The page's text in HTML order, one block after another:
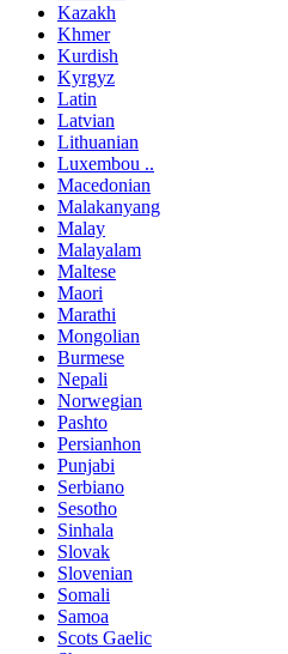
Kazakh
Khmer
Kurdish
Kyrgyz
Latin
Latvian
Lithuanian
Luxembou ..
Macedonian
Malakanyang
Malay
Malayalam
Maltese
Maori
Marathi
Mongolian
Burmese
Nepali
Norwegian
Pashto
Persianhon
Punjabi
Serbiano
Sesotho
Sinhala
Slovak
Slovenian
Somali
Samoa
Scots Gaelic